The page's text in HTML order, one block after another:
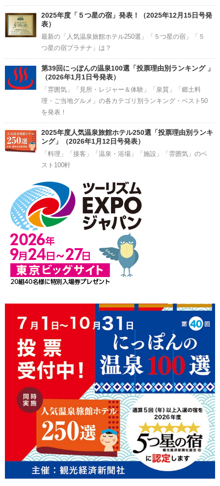
2025年度「５つ星の宿」発表！（2025年12月15日号発
表）
最新の「人気温泉旅館ホテル250選」「５つ星の宿」「５
つ星の宿プラチナ」は？
第39回にっぽんの温泉100選「投票理由別ランキング 」
（2026年1月1日号発表）
「雰囲気」「見所・レジャー＆体験」「泉質」「郷土料
理・ご当地グルメ」の各カテゴリ別ランキング・ベスト50
を発表！
2025年度人気温泉旅館ホテル250選「投票理由別ランキ
ング」（2026年1月12日号発表）
「料理」「接客」「温泉・浴場」「施設」「雰囲気」のベ
スト100軒